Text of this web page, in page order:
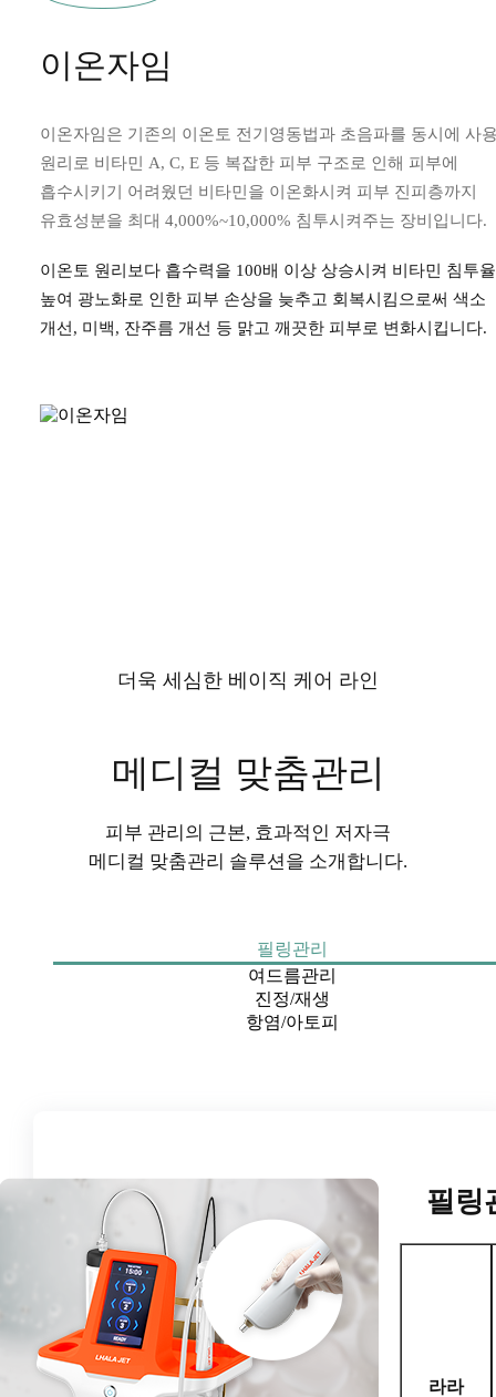
이온자임
이온자임은 기존의 이온토 전기영동법과 초음파를 동시에 사
원리로 비타민 A, C, E 등 복잡한 피부 구조로 인해 피부에
흡수시키기 어려웠던 비타민을 이온화시켜 피부 진피층까지
유효성분을 최대 4,000%~10,000% 침투시켜주는 장비입니다.
이온토 원리보다 흡수력을 100배 이상 상승시켜 비타민 침투
높여 광노화로 인한 피부 손상을 늦추고 회복시킴으로써 색소
개선, 미백, 잔주름 개선 등 맑고 깨끗한 피부로 변화시킵니다.
더욱 세심한 베이직 케어 라인
메디컬 맞춤관리
피부 관리의 근본, 효과적인 저자극
메디컬 맞춤관리 솔루션을 소개합니다.
필링관리
여드름관리
진정/재생
항염/아토피
필링
라라